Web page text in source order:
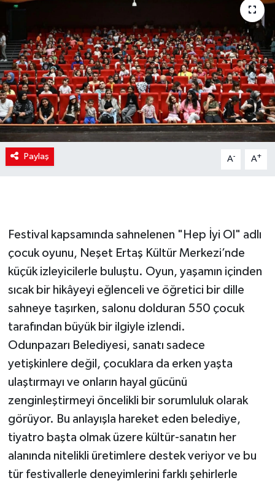
Paylaş A- A+
Festival kapsamında sahnelenen "Hep İyi Ol" adlı
çocuk oyunu, Neşet Ertaş Kültür Merkezi’nde
küçük izleyicilerle buluştu. Oyun, yaşamın içinden
sıcak bir hikâyeyi eğlenceli ve öğretici bir dille
sahneye taşırken, salonu dolduran 550 çocuk
tarafından büyük bir ilgiyle izlendi.
Odunpazarı Belediyesi, sanatı sadece
yetişkinlere değil, çocuklara da erken yaşta
ulaştırmayı ve onların hayal gücünü
zenginleştirmeyi öncelikli bir sorumluluk olarak
görüyor. Bu anlayışla hareket eden belediye,
tiyatro başta olmak üzere kültür-sanatın her
alanında nitelikli üretimlere destek veriyor ve bu
tür festivallerle deneyimlerini farklı şehirlerle